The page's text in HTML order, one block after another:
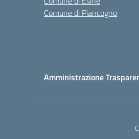
Comune di Piancogno
Amministrazione